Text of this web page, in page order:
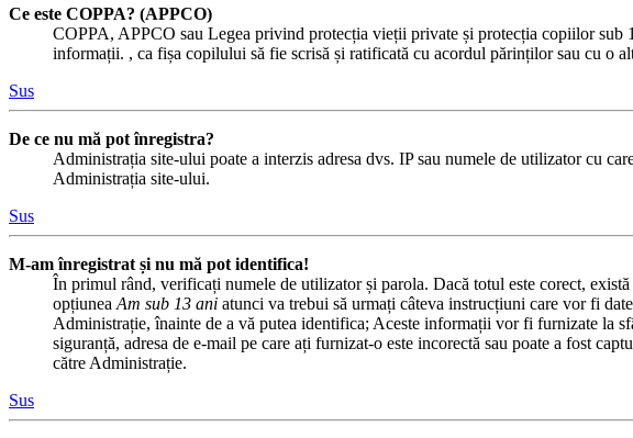
Ce este COPPA? (APPCO)
COPPA, APPCO sau Legea privind protecția vieții private și protecția copiilor sub
informații. , ca fișa copilului să fie scrisă și ratificată cu acordul părinților sau cu o
Sus
De ce nu mă pot înregistra?
Administrația site-ului poate a interzis adresa dvs. IP sau numele de utilizator cu
Administrația site-ului.
Sus
M-am înregistrat și nu mă pot identifica!
În primul rând, verificați numele de utilizator și parola. Dacă totul este corect,
opțiunea Am sub 13 ani atunci va trebui să urmați câteva instrucțiuni care vor fi
Administrație, înainte de a vă putea identifica; Aceste informații vor fi furnizate la
siguranță, adresa de e-mail pe care ați furnizat-o este incorectă sau poate a fost
către Administrație.
Sus